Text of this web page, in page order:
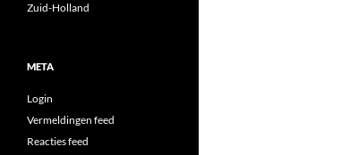
Zuid-Holland
META
Login
Vermeldingen feed
Reacties feed